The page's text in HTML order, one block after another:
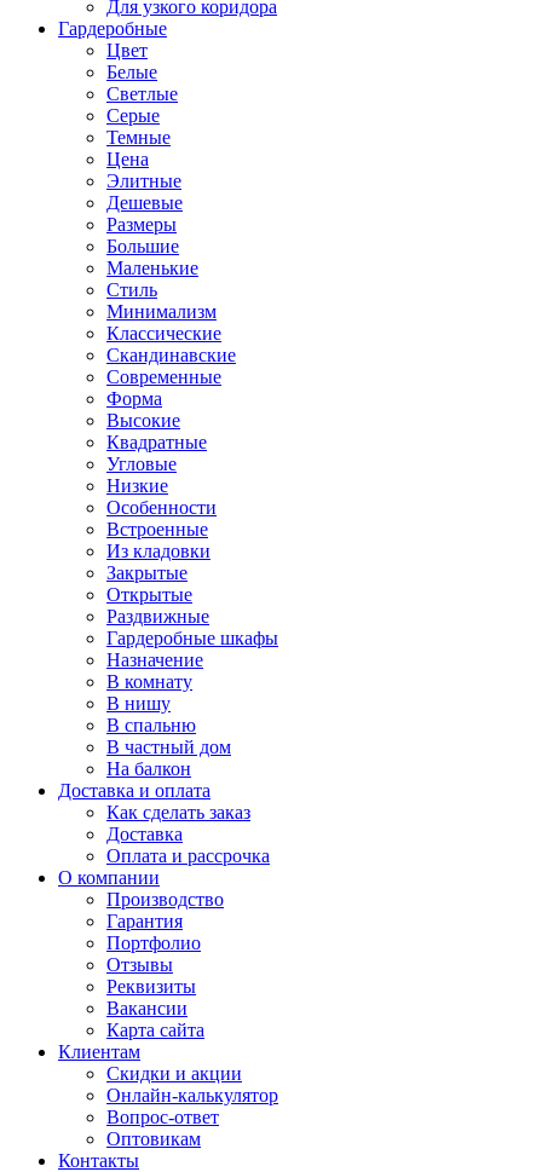
Для узкого коридора
Гардеробные
Цвет
Белые
Светлые
Серые
Темные
Цена
Элитные
Дешевые
Размеры
Большие
Маленькие
Стиль
Минимализм
Классические
Скандинавские
Современные
Форма
Высокие
Квадратные
Угловые
Низкие
Особенности
Встроенные
Из кладовки
Закрытые
Открытые
Раздвижные
Гардеробные шкафы
Назначение
В комнату
В нишу
В спальню
В частный дом
На балкон
Доставка и оплата
Как сделать заказ
Доставка
Оплата и рассрочка
О компании
Производство
Гарантия
Портфолио
Отзывы
Реквизиты
Вакансии
Карта сайта
Клиентам
Скидки и акции
Онлайн-калькулятор
Вопрос-ответ
Оптовикам
Контакты